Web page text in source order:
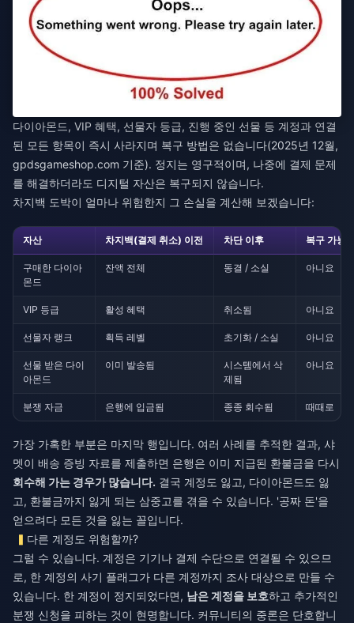
다이아몬드, VIP 혜택, 선물자 등급, 진행 중인 선물 등 계정과 연결
된 모든 항목이 즉시 사라지며 복구 방법은 없습니다(2025년 12월,
gpdsgameshop.com 기준). 정지는 영구적이며, 나중에 결제 문제
를 해결하더라도 디지털 자산은 복구되지 않습니다.
차지백 도박이 얼마나 위험한지 그 손실을 계산해 보겠습니다:
자산 차지백(결제 취소) 이전 차단 이후 복구 가능
구매한 다이아
몬드
잔액 전체 동결 / 소실 아니요
VIP 등급 활성 혜택 취소됨 아니요
선물자 랭크 획득 레벨 초기화 / 소실 아니요
선물 받은 다이
아몬드
이미 발송됨
시스템에서 삭
제됨
아니요
분쟁 자금 은행에 입금됨 종종 회수됨 때때로
가장 가혹한 부분은 마지막 행입니다. 여러 사례를 추적한 결과, 샤
멧이 배송 증빙 자료를 제출하면 은행은 이미 지급된 환불금을 다시
회수해 가는 경우가 많습니다. 결국 계정도 잃고, 다이아몬드도 잃
고, 환불금까지 잃게 되는 삼중고를 겪을 수 있습니다. '공짜 돈'을
얻으려다 모든 것을 잃는 꼴입니다.
다른 계정도 위험할까?
그럴 수 있습니다. 계정은 기기나 결제 수단으로 연결될 수 있으므
로, 한 계정의 사기 플래그가 다른 계정까지 조사 대상으로 만들 수
있습니다. 한 계정이 정지되었다면, 남은 계정을 보호하고 추가적인
분쟁 신청을 피하는 것이 현명합니다. 커뮤니티의 중론은 단호합니